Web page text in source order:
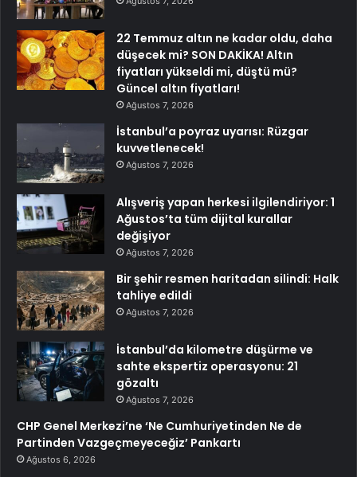
22 Temmuz altın ne kadar oldu, daha
düşecek mi? SON DAKİKA! Altın
fiyatları yükseldi mi, düştü mü?
Güncel altın fiyatları!
Ağustos 7, 2026
İstanbul’a poyraz uyarısı: Rüzgar
kuvvetlenecek!
Ağustos 7, 2026
Alışveriş yapan herkesi ilgilendiriyor: 1
Ağustos’ta tüm dijital kurallar
değişiyor
Ağustos 7, 2026
Bir şehir resmen haritadan silindi: Halk
tahliye edildi
Ağustos 7, 2026
İstanbul’da kilometre düşürme ve
sahte ekspertiz operasyonu: 21
gözaltı
Ağustos 7, 2026
CHP Genel Merkezi’ne ‘Ne Cumhuriyetinden Ne de
Partinden Vazgeçmeyeceğiz’ Pankartı
Ağustos 6, 2026